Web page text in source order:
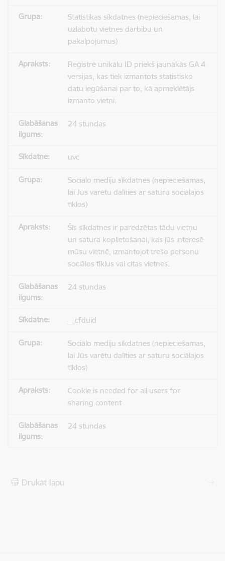
Statistikas sīkdatnes (nepieciešamas, lai
uzlabotu vietnes darbību un
pakalpojumus)
Reģistrē unikālu ID priekš jaunākās GA 4
versijas, kas tiek izmantots statistisko
datu iegūšanai par to, kā apmeklētājs
izmanto vietni.
24 stundas
uvc
Sociālo mediju sīkdatnes (nepieciešamas,
lai Jūs varētu dalīties ar saturu sociālajos
tīklos)
Šīs sīkdatnes ir paredzētas tādu vietņu
un satura koplietošanai, kas jūs interesē
mūsu vietnē, izmantojot trešo personu
sociālos tīklus vai citas vietnes.
24 stundas
__cfduid
Sociālo mediju sīkdatnes (nepieciešamas,
lai Jūs varētu dalīties ar saturu sociālajos
tīklos)
Cookie is needed for all users for
sharing content
24 stundas
Drukāt lapu